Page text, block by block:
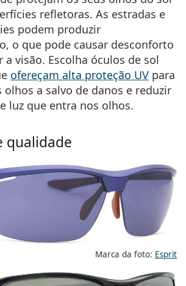
refletoras. As estradas e
podem produzir
o que pode causar desconforto
a visão. Escolha óculos de sol
ofereçam alta proteção UV para
olhos a salvo de danos e reduzir
luz que entra nos olhos.
qualidade
Marca da foto: Esprit